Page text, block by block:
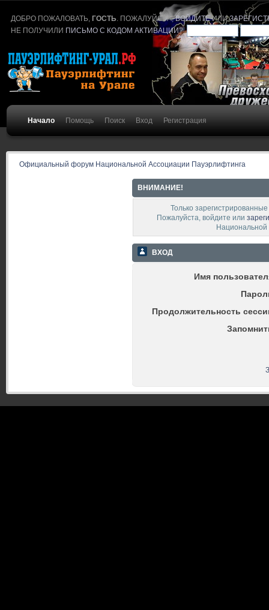
ДОБРО ПОЖАЛОВАТЬ,ГОСТЬ . ПОЖАЛУЙСТА,ВОЙДИТЕИЛИ
НЕ ПОЛУЧИЛИ ПИСЬМО С КОДОМ АКТИВАЦИИ?
Начало Помощь Поиск Вход Регистрация
Официальный форум Национальной Ассоциации Пауэрлифтинга
ВНИМАНИЕ!
Только
Пожалуйста, войдите или
Национальной
ВХОД
Имя
Продолжительность